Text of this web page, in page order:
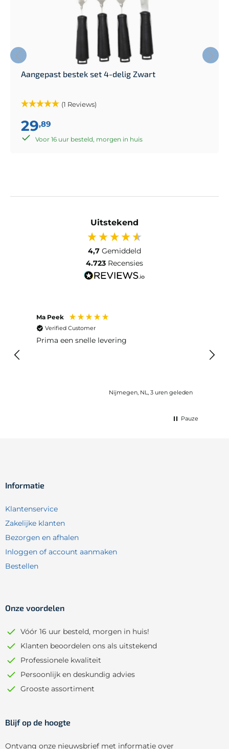
Aangepast bestek set 4-delig Zwart
(1 Reviews)
29,89
Voor 16 uur besteld, morgen in huis
Uitstekend
4,7 Gemiddeld
4.723 Recensies
snelle levering
Nijmegen, NL, 3 uren geleden Wijk bij
Pauze
Informatie
Klantenservice
Zakelijke klanten
Bezorgen en afhalen
Inloggen of account aanmaken
Bestellen
Onze voordelen
Vóór 16 uur besteld, morgen in huis!
Klanten beoordelen ons als uitstekend
Professionele kwaliteit
Persoonlijk en deskundig advies
Grooste assortiment
Blijf op de hoogte
Ontvang onze nieuwsbrief met informatie over